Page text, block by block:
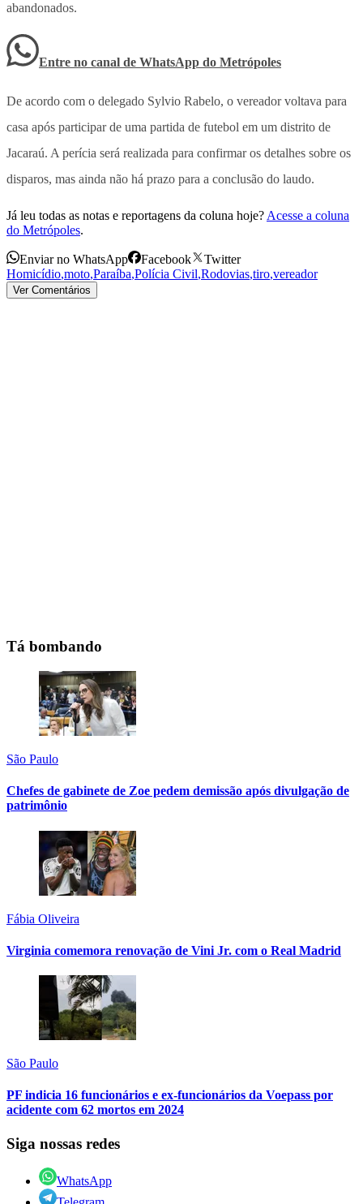
abandonados.
Entre no canal de WhatsApp do Metrópoles
De acordo com o delegado Sylvio Rabelo, o vereador voltava para
casa após participar de uma partida de futebol em um distrito de
Jacaraú. A perícia será realizada para confirmar os detalhes sobre os
disparos, mas ainda não há prazo para a conclusão do laudo.
Já leu todas as notas e reportagens da coluna hoje? Acesse a coluna
do Metrópoles.
Enviar no WhatsApp Facebook
Twitter
Homicídio,moto,Paraíba,Polícia Civil,Rodovias,tiro,vereador
Ver Comentários
Tá bombando
São Paulo
Chefes de gabinete de Zoe pedem demissão após divulgação de
patrimônio
Fábia Oliveira
Virginia comemora renovação de Vini Jr. com o Real Madrid
São Paulo
PF indicia 16 funcionários e ex-funcionários da Voepass por
acidente com 62 mortos em 2024
Siga nossas redes
WhatsApp